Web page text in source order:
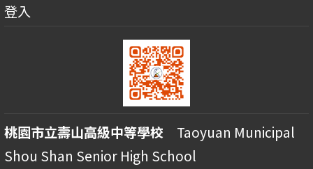
登入
桃園市立壽山高級中等學校 Taoyuan Municipal
Shou Shan Senior High School